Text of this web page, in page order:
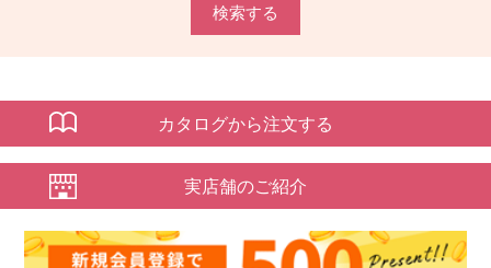
検索する
カタログから注文する
実店舗のご紹介